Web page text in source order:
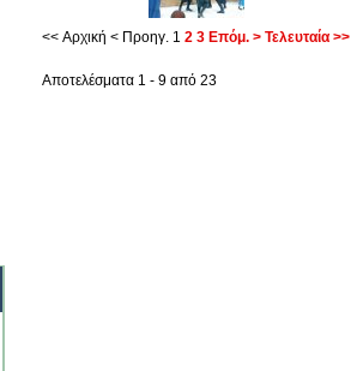
<< Αρχική < Προηγ. 1 2 3 Επόμ. > Τελευταία >>
Αποτελέσματα 1 - 9 από 23